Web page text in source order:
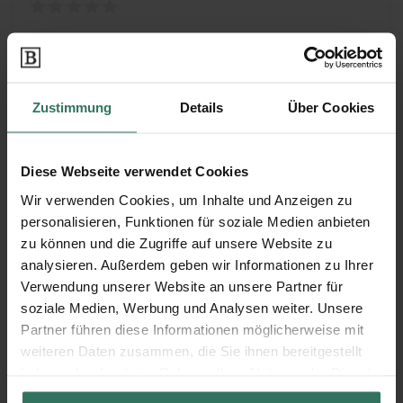
Zustimmung Details Über Cookies
Diese Webseite verwendet Cookies
Wir verwenden Cookies, um Inhalte und Anzeigen zu
personalisieren, Funktionen für soziale Medien anbieten
zu können und die Zugriffe auf unsere Website zu
analysieren. Außerdem geben wir Informationen zu Ihrer
Verwendung unserer Website an unsere Partner für
soziale Medien, Werbung und Analysen weiter. Unsere
Partner führen diese Informationen möglicherweise mit
weiteren Daten zusammen, die Sie ihnen bereitgestellt
gesammelt haben.
17268 Templin
Lerchenwinkel 10
16303 Schwedt
Lychener Bestattungshaus
17279 Lychen